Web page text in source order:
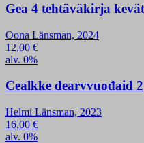
Gea 4 tehtäväkirja kevät
Oona Länsman, 2024
12,00 €
alv. 0%
Cealkke dearvvuođaid 2
Helmi Länsman, 2023
16,00 €
alv. 0%